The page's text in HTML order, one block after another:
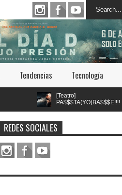
Tendencias Tecnología
[Teatro]
PA$$$TA(YO)BA$$$E!!!!
síntoma social, político y
espiritual de nuestra sociedad
llegó a la Sala la Comedia de
Teatro ICTUS
REDES SOCIALES